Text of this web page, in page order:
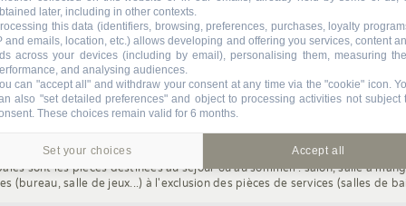
or more characters for results.
est le nombre de pièces
sont les pièces destinées au séjour ou au sommeil : salon, salle à
(bureau, salle de jeux...) à l'exclusion des pièces de services (salles de
later, including in other contexts.
this data (identifiers, browsing, preferences, purchases, loyalty
and emails, location, etc.) allows developing and offering you services, content
across your devices (including by email), personalising them, measuring
and analysing audiences.
can "accept all" and withdraw your consent at any time via the "cookie" icon.
also "set detailed preferences" and object to processing activities not subject
These choices remain valid for 6 months.
Set your choices Accept all